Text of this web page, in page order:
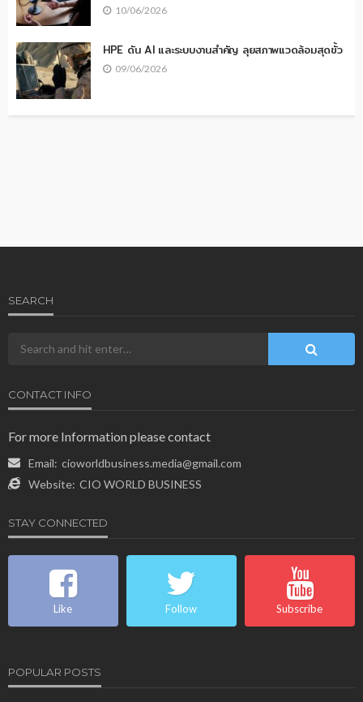
10/06/2026
HPE ดัน AI และระบบงานสำคัญ ลุยสภาพแวดล้อมสุดขั้ว
09/06/2026
SEARCH
CONTACT INFO
For more Information please contact
Email: cioworldbusiness.media@gmail.com
Website: CIO WORLD BUSINESS
STAY CONNECTED
Like Follow Subscribe
POPULAR POSTS